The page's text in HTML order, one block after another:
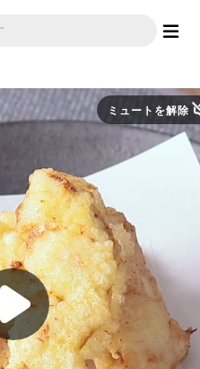
ミュートを解除